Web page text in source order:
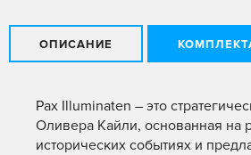
ОПИСАНИЕ
Pax Illuminaten – это
Оливера Кайли, основанная на
исторических событиях и